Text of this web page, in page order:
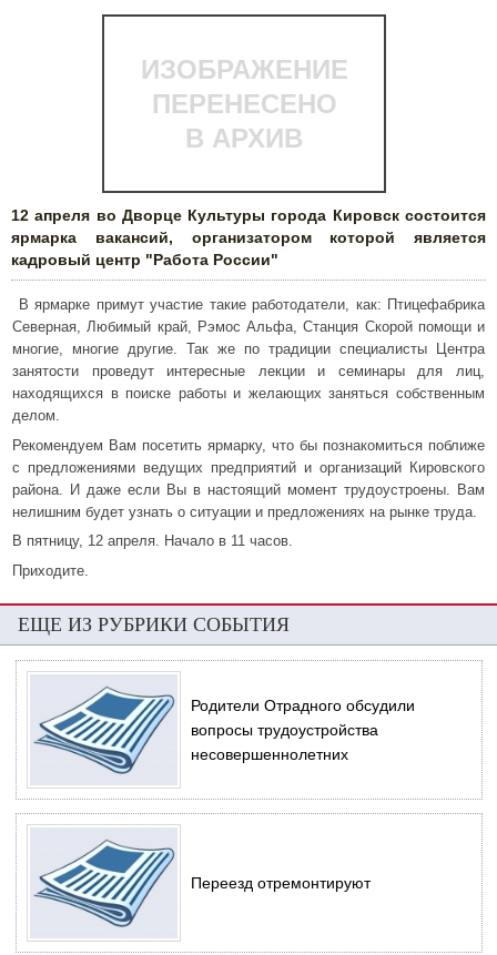
ИЗОБРАЖЕНИЕ
ПЕРЕНЕСЕНО
В АРХИВ
12 апреля во Дворце Культуры города Кировск состоится
ярмарка вакансий, организатором которой является
кадровый центр "Работа России"
В ярмарке примут участие такие работодатели, как: Птицефабрика
Северная, Любимый край, Рэмос Альфа, Станция Скорой помощи и
многие, многие другие. Так же по традиции специалисты Центра
занятости проведут интересные лекции и семинары для лиц,
находящихся в поиске работы и желающих заняться собственным
делом.
Рекомендуем Вам посетить ярмарку, что бы познакомиться поближе
с предложениями ведущих предприятий и организаций Кировского
района. И даже если Вы в настоящий момент трудоустроены. Вам
нелишним будет узнать о ситуации и предложениях на рынке труда.
В пятницу, 12 апреля. Начало в 11 часов.
Приходите.
ЕЩЕ ИЗ РУБРИКИ СОБЫТИЯ
Родители Отрадного обсудили
вопросы трудоустройства
несовершеннолетних
Переезд отремонтируют